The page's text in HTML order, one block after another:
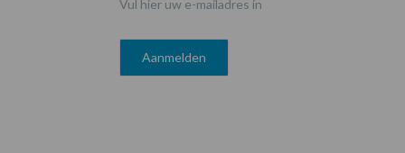
Vul hier uw e-mailadres in